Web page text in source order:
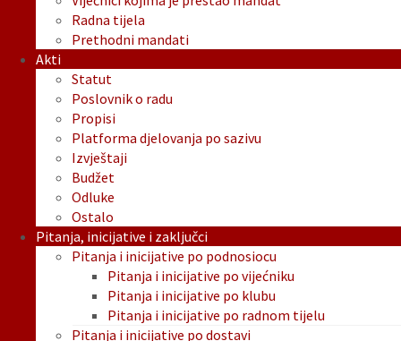
Radna tijela
Prethodni mandati
Akti
Statut
Poslovnik o radu
Propisi
Platforma djelovanja po sazivu
Izvještaji
Budžet
Odluke
Ostalo
Pitanja, inicijative i zaključci
Pitanja i inicijative po podnosiocu
Pitanja i inicijative po vijećniku
Pitanja i inicijative po klubu
Pitanja i inicijative po radnom tijelu
Pitanja i inicijative po dostavi